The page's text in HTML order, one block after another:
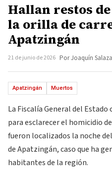
Hallan restos
la orilla de
Apatzingán
21 de junio de 2026 Por Joaquín
Apatzingán Muertos
La Fiscalía General del
para esclarecer el homicidio
fueron localizados la noche
de Apatzingán, caso que ha
habitantes de la región.